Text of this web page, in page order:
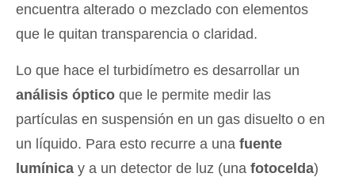
encuentra alterado o mezclado con elementos
que le quitan transparencia o claridad.
Lo que hace el turbidímetro es desarrollar un
análisis óptico que le permite medir las
partículas en suspensión en un gas disuelto o en
un líquido. Para esto recurre a una fuente
lumínica y a un detector de luz (una fotocelda)